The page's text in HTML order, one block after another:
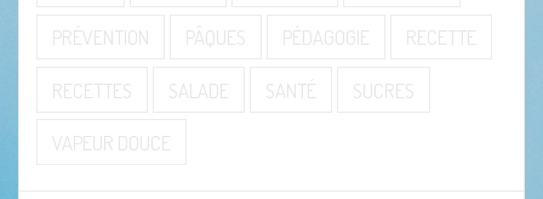
PRÉVENTION PÂQUES PÉDAGOGIE RECETTE
RECETTES SALADE SANTÉ SUCRES
VAPEUR DOUCE